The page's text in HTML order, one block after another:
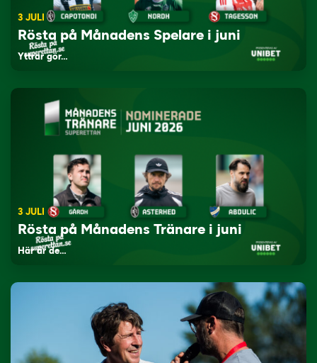
3 JULI
Rösta på Månadens Spelare i juni
Yttrar gör…
3 JULI
Rösta på Månadens Tränare i juni
Här är de…